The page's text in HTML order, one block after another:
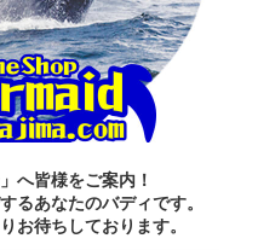
へ皆様をご案内！
るあなたのバディです。
お待ちしております。